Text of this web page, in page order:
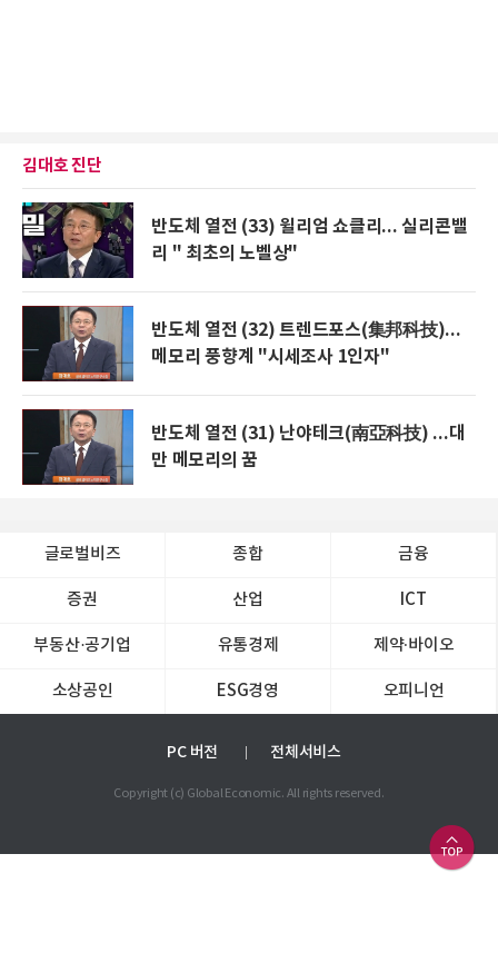
김대호 진단
반도체 열전 (33) 윌리엄 쇼클리... 실리콘밸
리 " 최초의 노벨상"
반도체 열전 (32) 트렌드포스(集邦科技)...
메모리 풍향계 "시세조사 1인자"
반도체 열전 (31) 난야테크(南亞科技) ...대
만 메모리의 꿈
글로벌비즈 종합 금융
증권 산업 ICT
부동산·공기업 유통경제 제약∙바이오
소상공인 ESG경영 오피니언
PC 버전 전체서비스
Copyright (c) Global Economic. All rights reserved.